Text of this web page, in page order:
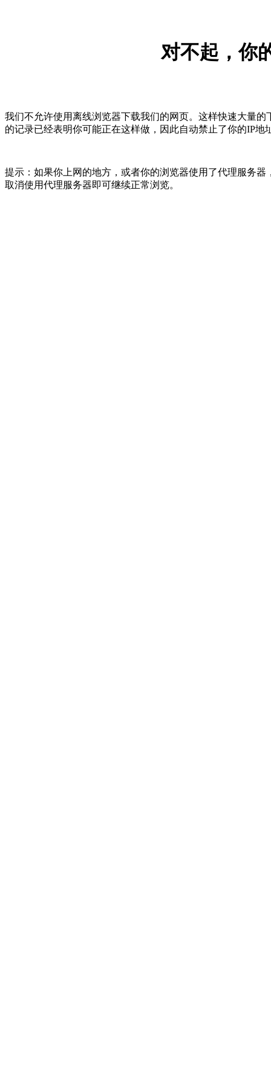
对不起，你
我们不允许使用离线浏览器下载我们的网页。这样快速大量
的记录已经表明你可能正在这样做，因此自动禁止了你的IP
提示：如果你上网的地方，或者你的浏览器使用了代理服务
取消使用代理服务器即可继续正常浏览。